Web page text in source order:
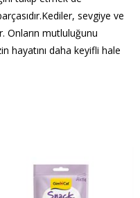
sevgiye ve
Onların mutluluğunu
hayatını daha keyifli hale